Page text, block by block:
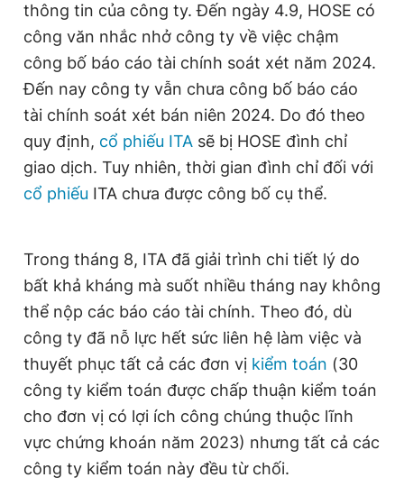
thông tin của công ty. Đến ngày 4.9, HOSE có
công văn nhắc nhở công ty về việc chậm
công bố báo cáo tài chính soát xét năm 2024.
Đến nay công ty vẫn chưa công bố báo cáo
tài chính soát xét bán niên 2024. Do đó theo
quy định, cổ phiếu ITA sẽ bị HOSE đình chỉ
giao dịch. Tuy nhiên, thời gian đình chỉ đối với
cổ phiếu ITA chưa được công bố cụ thể.
Trong tháng 8, ITA đã giải trình chi tiết lý do
bất khả kháng mà suốt nhiều tháng nay không
thể nộp các báo cáo tài chính. Theo đó, dù
công ty đã nỗ lực hết sức liên hệ làm việc và
thuyết phục tất cả các đơn vị kiểm toán (30
công ty kiểm toán được chấp thuận kiểm toán
cho đơn vị có lợi ích công chúng thuộc lĩnh
vực chứng khoán năm 2023) nhưng tất cả các
công ty kiểm toán này đều từ chối.